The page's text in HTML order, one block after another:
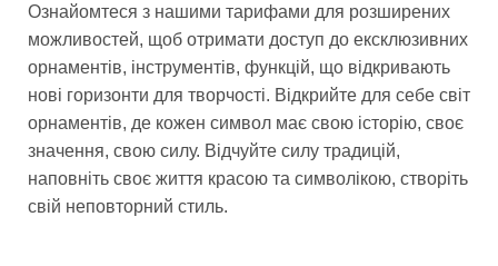
Ознайомтеся з нашими тарифами для розширених
можливостей, щоб отримати доступ до ексклюзивних
орнаментів, інструментів, функцій, що відкривають
нові горизонти для творчості. Відкрийте для себе світ
орнаментів, де кожен символ має свою історію, своє
значення, свою силу. Відчуйте силу традицій,
наповніть своє життя красою та символікою, створіть
свій неповторний стиль.